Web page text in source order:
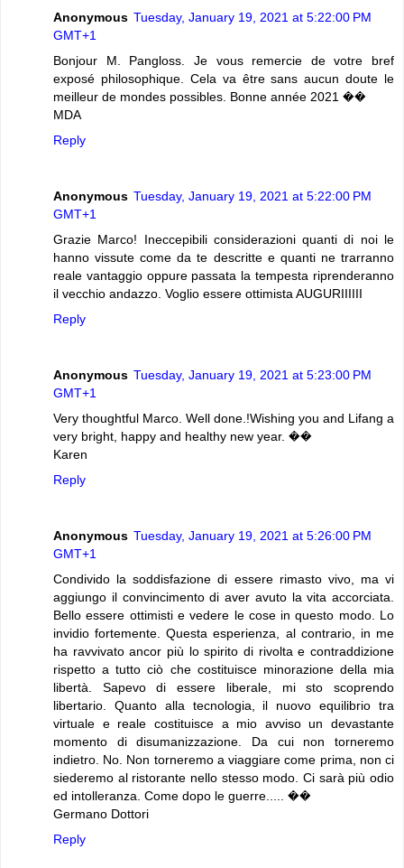
Anonymous Tuesday, January 19, 2021 at 5:22:00 PM
GMT+1
Bonjour M. Pangloss. Je vous remercie de votre bref
exposé philosophique. Cela va être sans aucun doute le
meilleur de mondes possibles. Bonne année 2021 ��
MDA
Reply
Anonymous Tuesday, January 19, 2021 at 5:22:00 PM
GMT+1
Grazie Marco! Ineccepibili considerazioni quanti di noi le
hanno vissute come da te descritte e quanti ne trarranno
reale vantaggio oppure passata la tempesta riprenderanno
il vecchio andazzo. Voglio essere ottimista AUGURIIIIII
Reply
Anonymous Tuesday, January 19, 2021 at 5:23:00 PM
GMT+1
Very thoughtful Marco. Well done.!Wishing you and Lifang a
very bright, happy and healthy new year. ��
Karen
Reply
Anonymous Tuesday, January 19, 2021 at 5:26:00 PM
GMT+1
Condivido la soddisfazione di essere rimasto vivo, ma vi
aggiungo il convincimento di aver avuto la vita accorciata.
Bello essere ottimisti e vedere le cose in questo modo. Lo
invidio fortemente. Questa esperienza, al contrario, in me
ha ravvivato ancor più lo spirito di rivolta e contraddizione
rispetto a tutto ciò che costituisce minorazione della mia
libertà. Sapevo di essere liberale, mi sto scoprendo
libertario. Quanto alla tecnologia, il nuovo equilibrio tra
virtuale e reale costituisce a mio avviso un devastante
momento di disumanizzazione. Da cui non torneremo
indietro. No. Non torneremo a viaggiare come prima, non ci
siederemo al ristorante nello stesso modo. Ci sarà più odio
ed intolleranza. Come dopo le guerre..... ��
Germano Dottori
Reply